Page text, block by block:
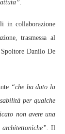
in collaborazione
trasmessa al
Danilo De
“che ha dato la
per qualche
non avere una
Il